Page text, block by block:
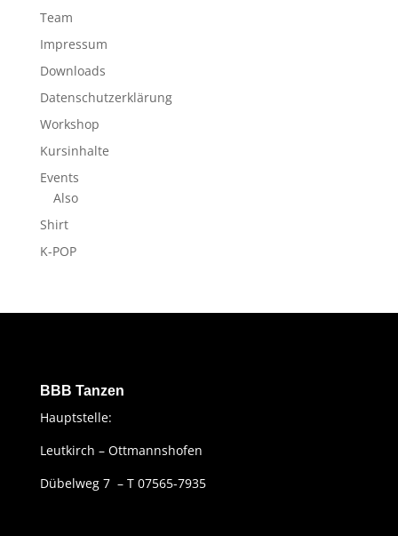
Team
Impressum
Downloads
Datenschutzerklärung
Workshop
Kursinhalte
Events
Also
Shirt
K-POP
BBB Tanzen
Hauptstelle:
Leutkirch – Ottmannshofen
Dübelweg 7 – T 07565-7935